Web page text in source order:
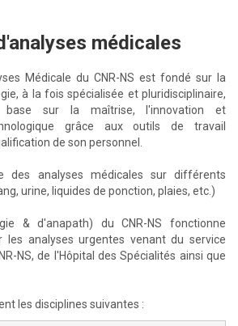
médicales
Médicale du CNR-NS est fondé sur la
à la fois spécialisée et pluridisciplinaire,
sur la maîtrise, l'innovation et
grâce aux outils de travail
de son personnel.
des analyses médicales sur différents
urine, liquides de ponction, plaies, etc.)
& d'anapath) du CNR-NS fonctionne
les analyses urgentes venant du service
NS, de l'Hôpital des Spécialités ainsi que
les disciplines suivantes :